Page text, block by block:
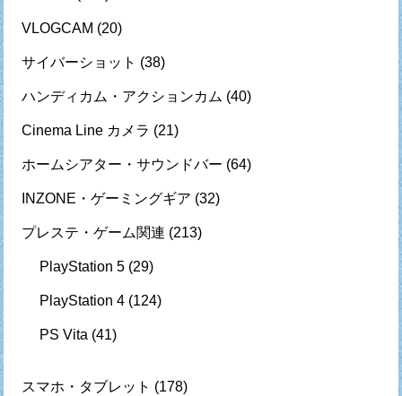
VLOGCAM (20)
サイバーショット (38)
ハンディカム・アクションカム (40)
Cinema Line カメラ (21)
ホームシアター・サウンドバー (64)
INZONE・ゲーミングギア (32)
プレステ・ゲーム関連 (213)
PlayStation 5 (29)
PlayStation 4 (124)
PS Vita (41)
スマホ・タブレット (178)